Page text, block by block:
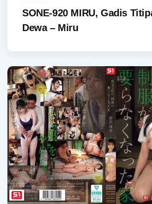
SONE-920 MIRU, Gadis
Dewa – Miru